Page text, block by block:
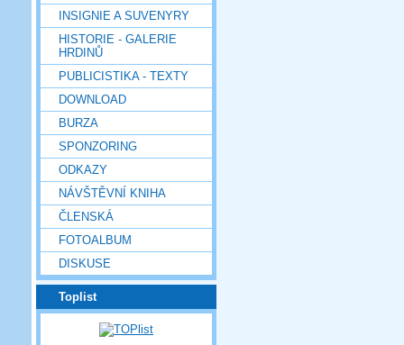
INSIGNIE A SUVENYRY
HISTORIE - GALERIE
HRDINŮ
PUBLICISTIKA - TEXTY
DOWNLOAD
BURZA
SPONZORING
ODKAZY
NÁVŠTĚVNÍ KNIHA
ČLENSKÁ
FOTOALBUM
DISKUSE
Toplist